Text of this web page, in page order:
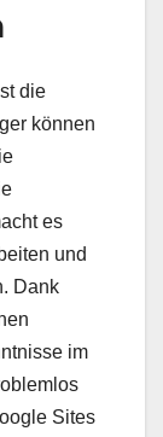
die
können
es
und
Dank
im
Sites